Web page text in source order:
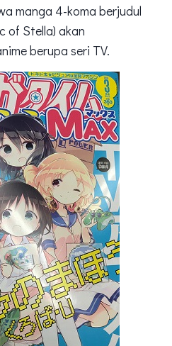
manga 4-koma berjudul
of Stella) akan
berupa seri TV.